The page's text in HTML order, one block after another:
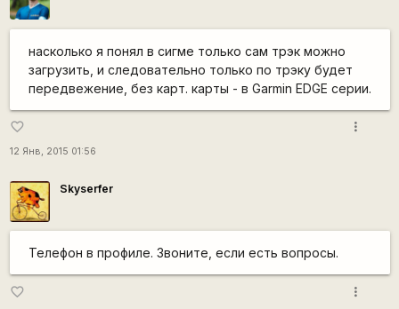
насколько я понял в сигме только сам трэк можно
загрузить, и следовательно только по трэку будет
передвежение, без карт. карты - в Garmin EDGE серии.
favorite_border
12 Янв, 2015 01:56
more_vert
Skyserfer
Телефон в профиле. Звоните, если есть вопросы.
favorite_border more_vert